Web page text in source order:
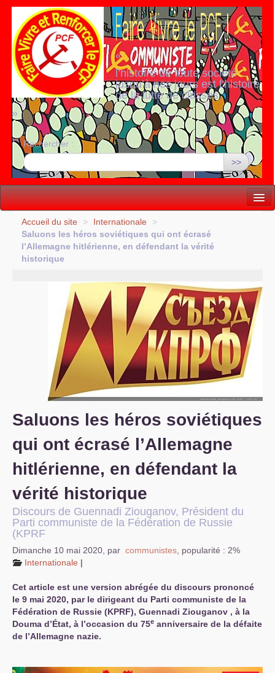
«
l’histoire de toute société
jusqu’à nos jours est l’histoire
de la lutte de classes
»
Rechercher :
>>
Vie politique
Lutter, Unir...
Comprendre...
Accueil du site > Internationale
>
Saluons les héros soviétiques qui ont écrasé
l’Allemagne hitlérienne, en défendant la vérité
historique
Saluons les héros soviétiques
qui ont écrasé l’Allemagne
hitlérienne, en défendant la
vérité historique
Discours de Guennadi Ziouganov, Président du
Parti communiste de la Fédération de Russie
(KPRF
Dimanche 10 mai 2020 par communistes popularité : 2%
Internationale |
Cet article est une version abrégée du discours prononcé
le 9 mai 2020, par le dirigeant du Parti communiste de la
Fédération de Russie (KPRF), Guennadi Ziouganov , à la
Douma d’État, à l’occasion du 75e anniversaire de la défaite
de l’Allemagne nazie.